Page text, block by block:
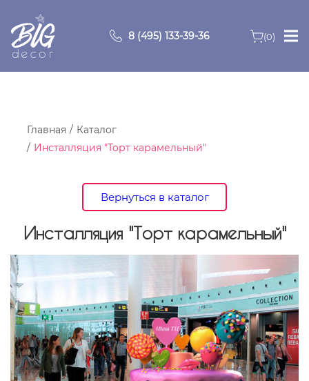
8 (495) 133-39-36 (0)
Главная
О компании
Видео
Портфолио
Контакты
Главная
Каталог
Инсталляция "Торт карамельный"
Вернуться в каталог
Инсталляция "Торт карамельный"